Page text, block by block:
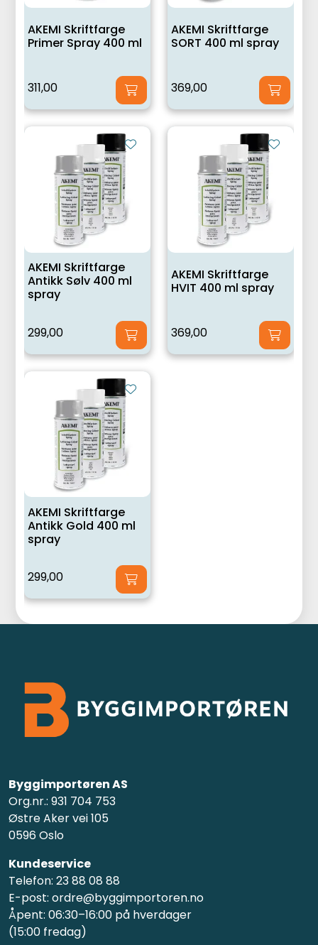
AKEMI Skriftfarge
Primer Spray 400 ml
311,00
AKEMI Skriftfarge
SORT 400 ml spray
369,00
AKEMI Skriftfarge
Antikk Sølv 400 ml
spray
299,00
AKEMI Skriftfarge
HVIT 400 ml spray
369,00
AKEMI Skriftfarge
Antikk Gold 400 ml
spray
299,00
Byggimportøren AS
Org.nr.: 931 704 753
Østre Aker vei 105
0596 Oslo
Kundeservice
Telefon: 23 88 08 88
E-post: ordre@byggimportoren.no
Åpent: 06:30–16:00 på hverdager
(15:00 fredag)